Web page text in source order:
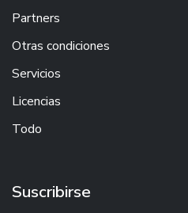
Partners
Otras condiciones
Servicios
Licencias
Todo
Suscribirse